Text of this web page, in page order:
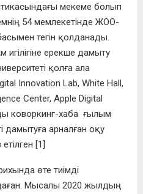
мекеме болып
54 мемлекетінде ЖОО-
тегін қолданады.
ерекше дамыту
қолға ала
Innovation Lab, White Hall,
Center, Apple Digital
коворкинг-хаба ғылым
дамытуға арналған оқу
[1]
өте тиімді
Мысалы 2020 жылдың